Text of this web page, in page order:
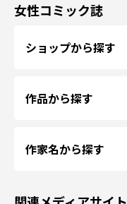
女性コミック誌
ショップから探す
作品から探す
作家名から探す